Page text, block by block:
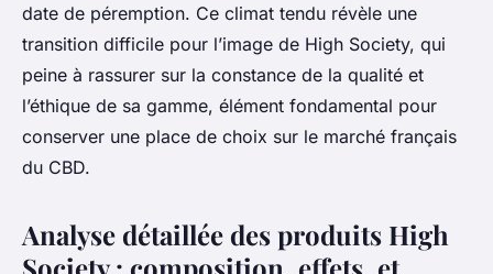
date de péremption. Ce climat tendu révèle une
transition difficile pour l’image de High Society, qui
peine à rassurer sur la constance de la qualité et
l’éthique de sa gamme, élément fondamental pour
conserver une place de choix sur le marché français
du CBD.
Analyse détaillée des produits High
Society : composition, effets, et